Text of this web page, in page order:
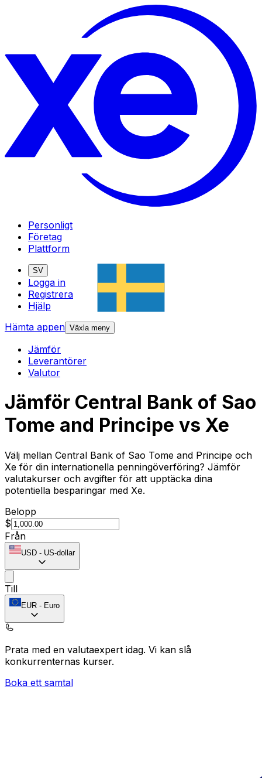
Personligt
Företag
Plattform
SV
Logga in
Registrera
Hjälp
Hämta appen Växla meny
Jämför
Leverantörer
Valutor
Jämför Central Bank of Sao
Tome and Principe vs Xe
Välj mellan Central Bank of Sao Tome and Principe och
Xe för din internationella penningöverföring? Jämför
valutakurser och avgifter för att upptäcka dina
potentiella besparingar med Xe.
Belopp
$
Från
USD - US-dollar
Till
EUR - Euro
Prata med en valutaexpert idag. Vi kan slå
konkurrenternas kurser.
Boka ett samtal